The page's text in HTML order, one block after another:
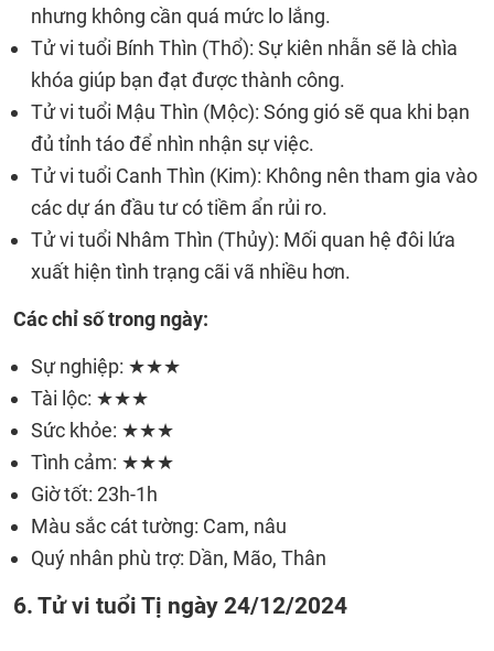
nhưng không cần quá mức lo lắng.
Tử vi tuổi Bính Thìn (Thổ): Sự kiên nhẫn sẽ là chìa
khóa giúp bạn đạt được thành công.
Tử vi tuổi Mậu Thìn (Mộc): Sóng gió sẽ qua khi bạn
đủ tỉnh táo để nhìn nhận sự việc.
Tử vi tuổi Canh Thìn (Kim): Không nên tham gia vào
các dự án đầu tư có tiềm ẩn rủi ro.
Tử vi tuổi Nhâm Thìn (Thủy): Mối quan hệ đôi lứa
xuất hiện tình trạng cãi vã nhiều hơn.
Các chỉ số trong ngày:
Sự nghiệp: ★★★
Tài lộc: ★★★
Sức khỏe: ★★★
Tình cảm: ★★★
Giờ tốt: 23h-1h
Màu sắc cát tường: Cam, nâu
Quý nhân phù trợ: Dần, Mão, Thân
6. Tử vi tuổi Tị ngày 24/12/2024